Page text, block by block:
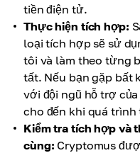
tiền điện tử.
Thực hiện tích hợp:
loại tích hợp sẽ sử
tôi và làm theo từng
tất. Nếu bạn gặp bất
với đội ngũ hỗ trợ
cho đến khi quá
Kiểm tra tích hợp và
cùng: Cryptomus